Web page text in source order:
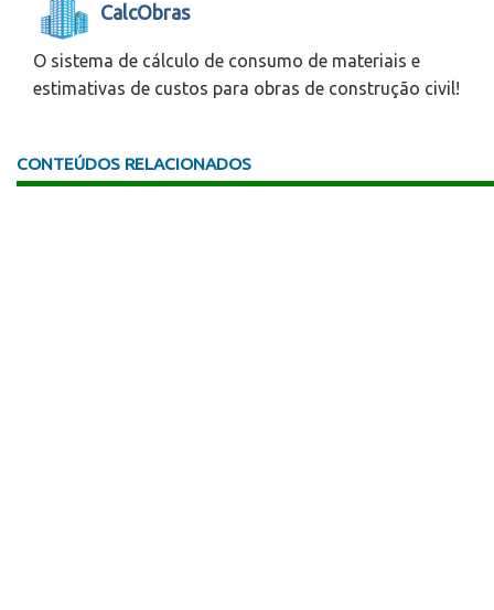
CalcObras
O sistema de cálculo de consumo de materiais e
estimativas de custos para obras de construção civil!
CONTEÚDOS RELACIONADOS